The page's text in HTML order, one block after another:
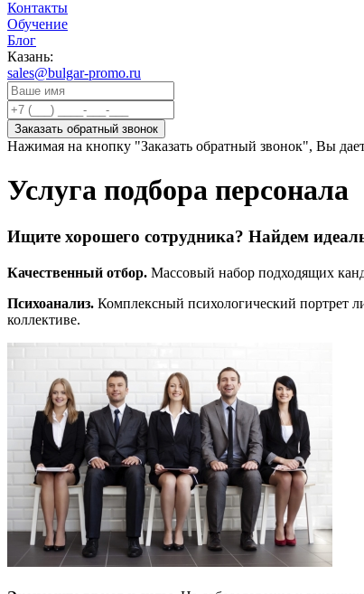
Контакты
Обучение
Блог
Казань:
sales@bulgar-promo.ru
Нажимая на кнопку "Заказать обратный звонок", Вы
Услуга подбора персонала
Ищите хорошего сотрудника? Найдем
Качественный отбор. Массовый набор подходящих
Психоанализ. Комплексный психологический портрет
коллективе.